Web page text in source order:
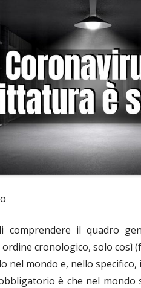
comprendere il quadro
ordine cronologico, solo così
nel mondo e, nello specifico,
è che nel